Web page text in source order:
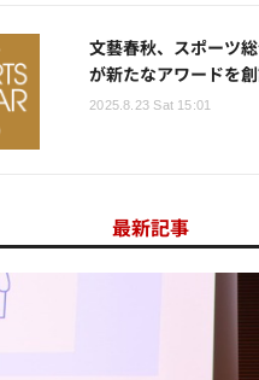
文藝春秋、スポーツ
が新たなアワードを
2025.8.23 Sat 15:01
最新記事